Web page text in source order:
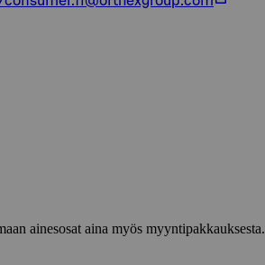
ainesosat aina myös myyntipakkauksesta.